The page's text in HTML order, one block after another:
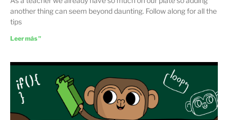
another thing can seem beyond daunting. Follow along for all the
tips
Leer más "